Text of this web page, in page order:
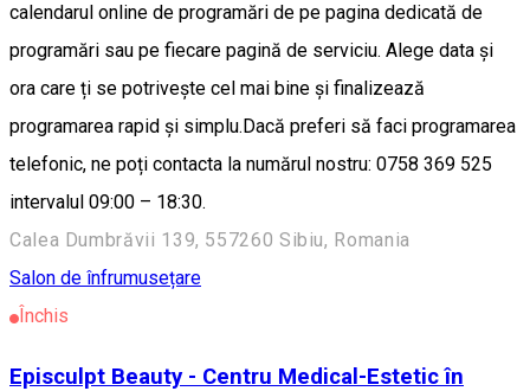
calendarul online de programări de pe pagina dedicată de
programări sau pe fiecare pagină de serviciu. Alege data și
ora care ți se potrivește cel mai bine și finalizează
programarea rapid și simplu.Dacă preferi să faci programarea
telefonic, ne poți contacta la numărul nostru: 0758 369 525
intervalul 09:00 – 18:30.
Calea Dumbrăvii 139, 557260 Sibiu, Romania
Salon de înfrumusețare
Închis
Episculpt Beauty - Centru Medical-Estetic în